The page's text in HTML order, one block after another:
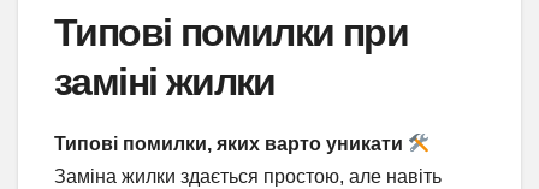
Типові помилки при
заміні жилки
Типові помилки, яких варто уникати
Заміна жилки здається простою, але навіть